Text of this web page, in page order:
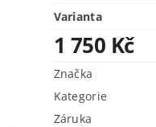
Varianta
1 750 Kč
Značka
Kategorie
Záruka